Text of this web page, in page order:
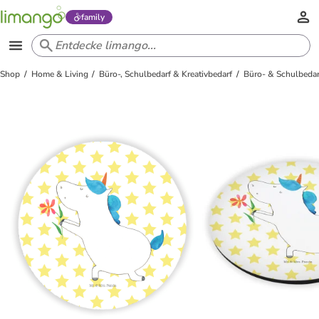
family
Shop Home & Living Büro-, Schulbedarf & Kreativbedarf Büro- &